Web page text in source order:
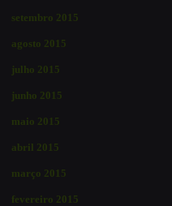
setembro 2015
agosto 2015
julho 2015
junho 2015
maio 2015
abril 2015
março 2015
fevereiro 2015